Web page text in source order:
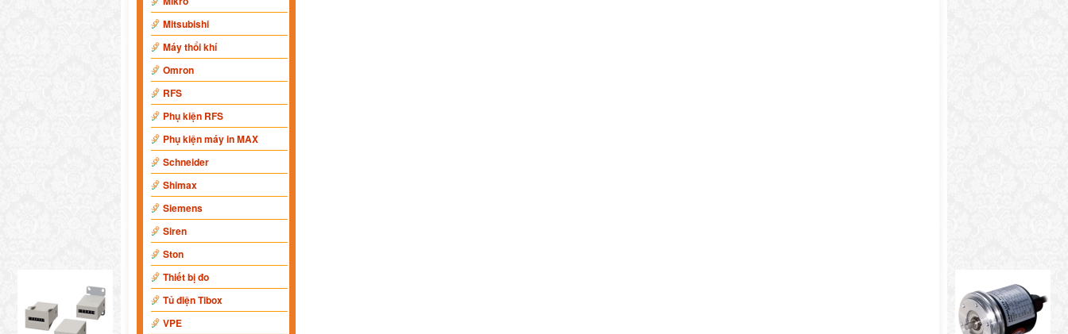
Mitsubishi
Máy thổi khí
Omron
RFS
Phụ kiện RFS
Phụ kiện máy in MAX
Schneider
Shimax
Siemens
Siren
Ston
Thiết bị đo
Tủ điện Tibox
VPE